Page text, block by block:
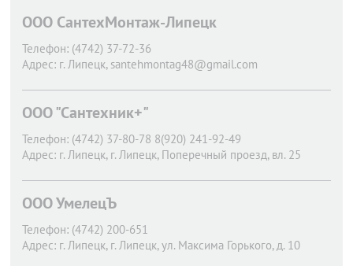
ООО СантехМонтаж-Липецк
Телефон: (4742) 37-72-36
Адрес: г. Липецк, santehmontag48@gmail.com
ООО "Сантехник+"
Телефон: (4742) 37-80-78 8(920) 241-92-49
Адрес: г. Липецк, г. Липецк, Поперечный проезд, вл. 25
ООО УмелецЪ
Телефон: (4742) 200-651
Адрес: г. Липецк, г. Липецк, ул. Максима Горького, д. 10